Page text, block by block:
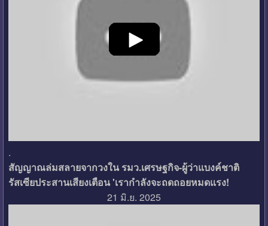
.
สัญญาณล่มสลายจากวงใน รมว.เศรษฐกิจ-ผู้ว่าแบงค์ชาติ
รัสเซียประสานเสียงเตือน 'เรากำลังจะถดถอยหมดแรง!
21 มิ.ย. 2025